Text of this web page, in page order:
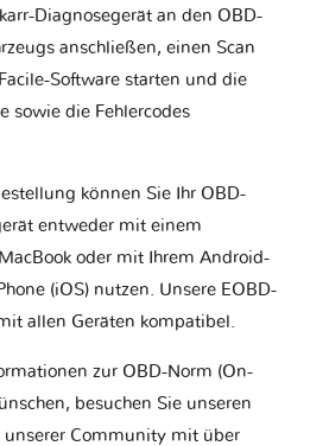
Diagnosegerät an den OBD-
anschließen, einen Scan
Software starten und die
sowie die Fehlercodes
können Sie Ihr OBD-
entweder mit einem
oder mit Ihrem Android-
(iOS) nutzen. Unsere EOBD-
allen Geräten kompatibel.
zur OBD-Norm (On-
besuchen Sie unseren
unserer Community mit über